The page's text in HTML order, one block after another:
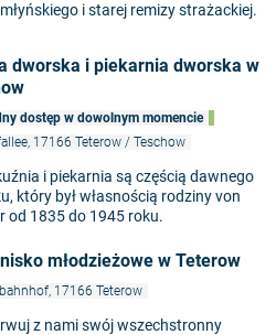
i starej remizy strażackiej.
dworska i piekarnia dworska w
dostęp w dowolnym momencie
17166 Teterow / Teschow
i piekarnia są częścią dawnego
który był własnością rodziny von
od 1835 do 1945 roku.
młodzieżowe w Teterow
17166 Teterow
z nami swój wszechstronny